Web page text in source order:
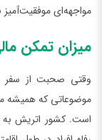
مواجهه‌ای موفقیت‌آمیز
میزان تمکن
وقتی صحبت از سفر
موضوعاتی که همیشه
است. کشور اتریش به